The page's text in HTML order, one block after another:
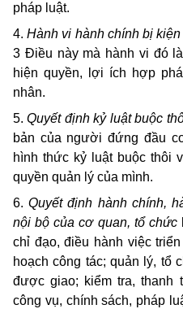
pháp luật.
4.Hành vi hành chính bị kiện
3 Điều này mà hành vi đó
hiện quyền, lợi ích hợp
nhân.
5.Quyết định kỷ luật buộc
bản của người đứng đầu
hình thức kỷ luật buộc thôi
quyền quản lý của mình.
6.Quyết định hành chính,
nội bộ của cơ quan, tổ chức
chỉ đạo, điều hành việc
hoạch công tác; quản lý, tổ
được giao; kiểm tra, thanh
công vụ, chính sách, pháp